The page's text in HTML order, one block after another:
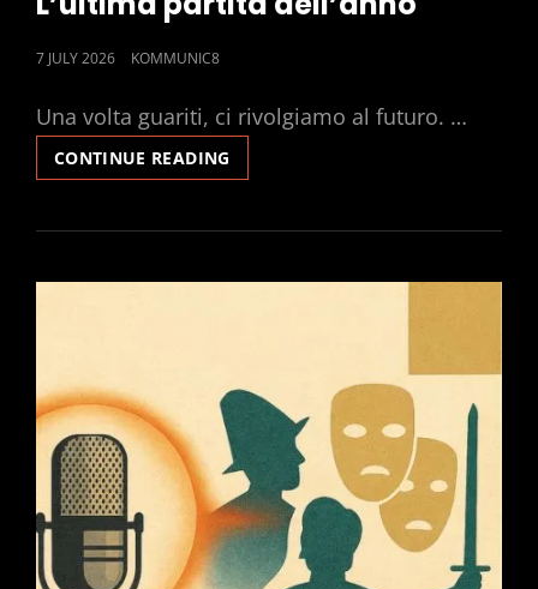
POSTED
7 JULY 2026 KOMMUNIC8
Una volta guariti, ci rivolgiamo al futuro. …
CONTINUE READING
PARTITA